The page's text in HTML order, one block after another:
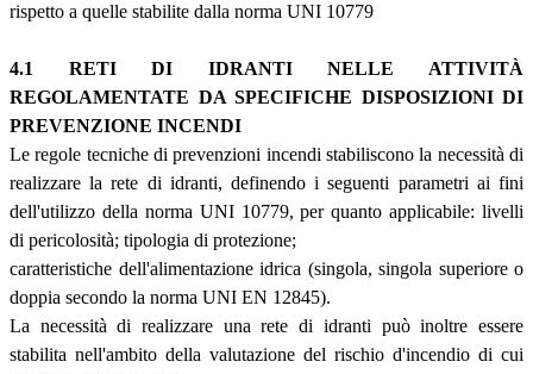
rispetto a quelle stabilite dalla norma UNI 10779
4.1 RETI DI IDRANTI NELLE ATTIVITÀ
REGOLAMENTATE DA SPECIFICHE DISPOSIZIONI DI
PREVENZIONE INCENDI
Le regole tecniche di prevenzioni incendi stabiliscono la necessità di
realizzare la rete di idranti, definendo i seguenti parametri ai fini
dell'utilizzo della norma UNI 10779, per quanto applicabile: livelli
di pericolosità; tipologia di protezione;
caratteristiche dell'alimentazione idrica (singola, singola superiore o
doppia secondo la norma UNI EN 12845).
La necessità di realizzare una rete di idranti può inoltre essere
stabilita nell'ambito della valutazione del rischio d'incendio di cui